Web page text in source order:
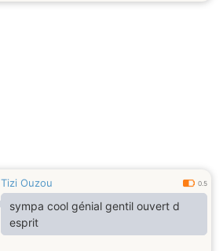
Tizi Ouzou 0.5
sympa cool génial gentil ouvert d
esprit